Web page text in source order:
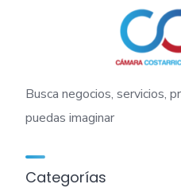
Busca negocios, servicios,
puedas imaginar
Categorías